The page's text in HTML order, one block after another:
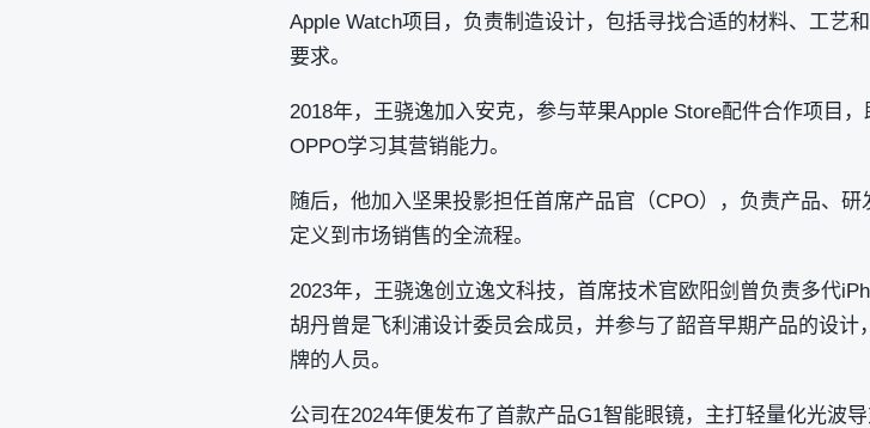
Apple Watch项目，负责制造设计，包括寻找合适的材料、工艺
要求。
2018年，王骁逸加入安克，参与苹果Apple Store配件合作项目
OPPO学习其营销能力。
随后，他加入坚果投影担任首席产品官（CPO），负责产品、
定义到市场销售的全流程。
2023年，王骁逸创立逸文科技，首席技术官欧阳剑曾负责多代
胡丹曾是飞利浦设计委员会成员，并参与了韶音早期产品的设
牌的人员。
公司在2024年便发布了首款产品G1智能眼镜，主打轻量化光波